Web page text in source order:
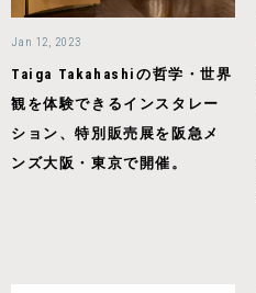
Jan 12, 2023
Taiga Takahashiの哲学・世界
観を体験できるインスタレー
ション、特別販売展を阪急メ
ンズ大阪・東京で開催。